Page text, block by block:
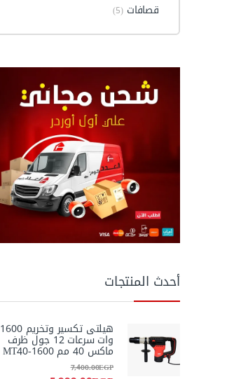
قصافات(5)
أحدث المنتجات
هيلتى تكسير وتخريم 1600
وات سرعات 12 جول ظرف
ماكس 40 مم MT40-1600
7,400.00EGP